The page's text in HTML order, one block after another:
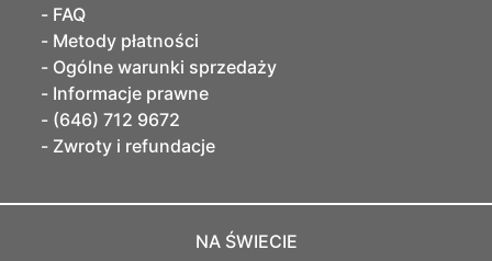
FAQ
Metody płatności
Ogólne warunki sprzedaży
Informacje prawne
(646) 712 9672
Zwroty i refundacje
NA ŚWIECIE